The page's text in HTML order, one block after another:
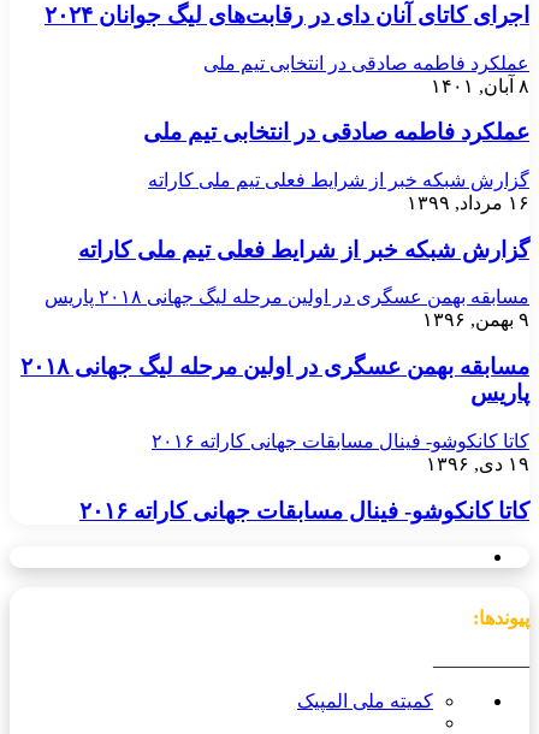
اجرای کاتای آنان دای در رقابت‌های لیگ جوانان ۲۰۲۴
عملکرد فاطمه صادقی در انتخابی تیم ملی
۸ آبان, ۱۴۰۱
عملکرد فاطمه صادقی در انتخابی تیم ملی
گزارش شبکه خبر از شرایط فعلی تیم ملی کاراته
۱۶ مرداد, ۱۳۹۹
گزارش شبکه خبر از شرایط فعلی تیم ملی کاراته
مسابقه بهمن عسگری در اولین مرحله لیگ جهانی ۲۰۱۸ پاریس
۹ بهمن, ۱۳۹۶
مسابقه بهمن عسگری در اولین مرحله لیگ جهانی ۲۰۱۸
پاریس
کاتا کانکوشو- فینال مسابقات جهانی کاراته ۲۰۱۶
۱۹ دی, ۱۳۹۶
کاتا کانکوشو- فینال مسابقات جهانی کاراته ۲۰۱۶
پیوندها:
کمیته ملی المپیک